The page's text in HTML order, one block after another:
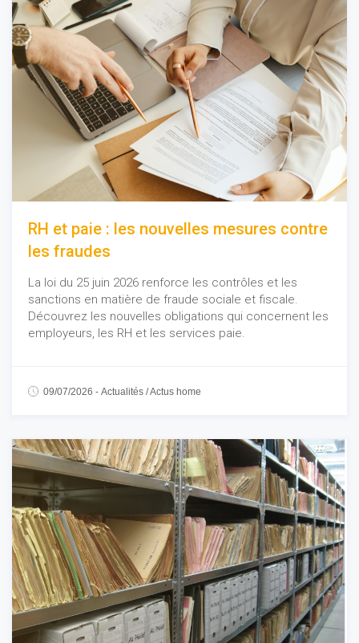
RH et paie : les nouvelles mesures contre
les fraudes
La loi du 25 juin 2026 renforce les contrôles et les
sanctions en matière de fraude sociale et fiscale.
Découvrez les nouvelles obligations qui concernent les
employeurs, les RH et les services paie.
09/07/2026 - Actualités /Actus home